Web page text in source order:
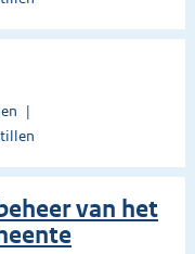
van het